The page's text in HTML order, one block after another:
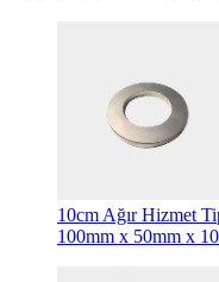
10cm Ağır Hizmet
100mm x 50mm x